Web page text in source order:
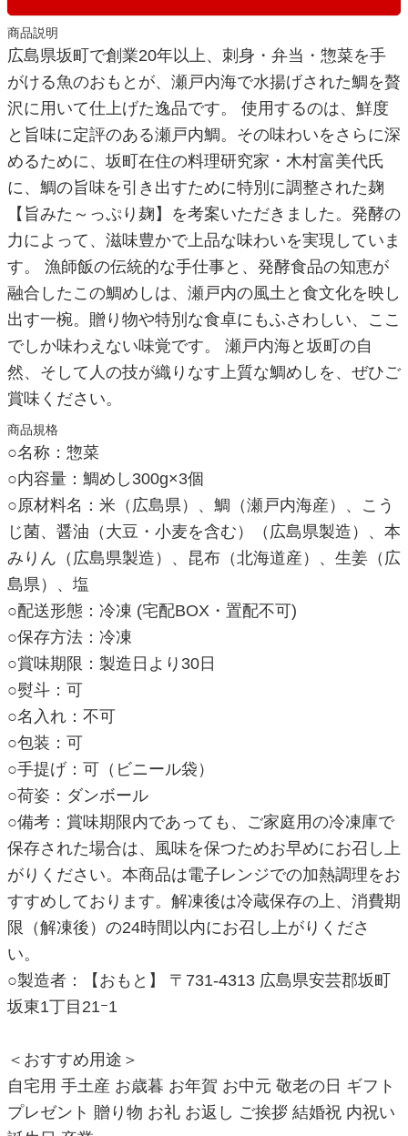
商品説明
広島県坂町で創業20年以上、刺身・弁当・惣菜を手
がける魚のおもとが、瀬戸内海で水揚げされた鯛を贅
沢に用いて仕上げた逸品です。 使用するのは、鮮度
と旨味に定評のある瀬戸内鯛。その味わいをさらに深
めるために、坂町在住の料理研究家・木村富美代氏
に、鯛の旨味を引き出すために特別に調整された麹
【旨みた～っぷり麹】を考案いただきました。発酵の
力によって、滋味豊かで上品な味わいを実現していま
す。 漁師飯の伝統的な手仕事と、発酵食品の知恵が
融合したこの鯛めしは、瀬戸内の風土と食文化を映し
出す一椀。贈り物や特別な食卓にもふさわしい、ここ
でしか味わえない味覚です。 瀬戸内海と坂町の自
然、そして人の技が織りなす上質な鯛めしを、ぜひご
賞味ください。
商品規格
○名称：惣菜
○内容量：鯛めし300g×3個
○原材料名：米（広島県）、鯛（瀬戸内海産）、こう
じ菌、醤油（大豆・小麦を含む）（広島県製造）、本
みりん（広島県製造）、昆布（北海道産）、生姜（広
島県）、塩
○配送形態：冷凍 (宅配BOX・置配不可)
○保存方法：冷凍
○賞味期限：製造日より30日
○熨斗：可
○名入れ：不可
○包装：可
○手提げ：可（ビニール袋）
○荷姿：ダンボール
○備考：賞味期限内であっても、ご家庭用の冷凍庫で
保存された場合は、風味を保つためお早めにお召し上
がりください。本商品は電子レンジでの加熱調理をお
すすめしております。解凍後は冷蔵保存の上、消費期
限（解凍後）の24時間以内にお召し上がりくださ
い。
○製造者：【おもと】 〒731-4313 広島県安芸郡坂町
坂東1丁目21ｰ1
＜おすすめ用途＞
自宅用 手土産 お歳暮 お年賀 お中元 敬老の日 ギフト
プレゼント 贈り物 お礼 お返し ご挨拶 結婚祝 内祝い